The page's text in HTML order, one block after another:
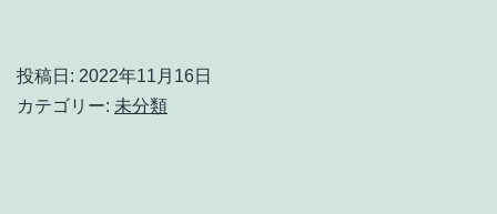
投稿日: 2022年11月16日
カテゴリー: 未分類